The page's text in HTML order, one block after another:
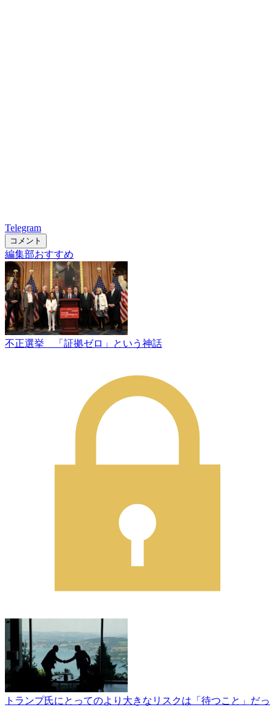
Telegram
コメント
編集部おすすめ
不正選挙 「証拠ゼロ」という神話
トランプ氏にとってのより大きなリスクは「待つこと」だっ